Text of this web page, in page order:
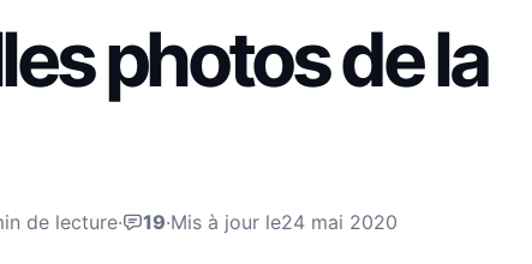
photos de la
de lecture· 19·Mis à jour le24 mai 2020